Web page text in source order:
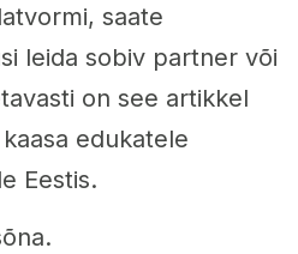
saate
leida sobiv partner või
on see artikkel
edukatele
Eestis.